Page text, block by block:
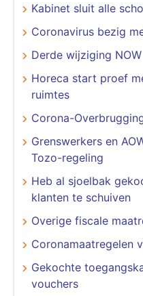
Kabinet sluit alle
Coronavirus bezig
Derde wijziging NOW
Horeca start proef
ruimtes
Corona-
Grenswerkers en
Tozo-regeling
Heb al sjoelbak
klanten te schuiven
Overige fiscale
Coronamaatregelen
Gekochte
vouchers